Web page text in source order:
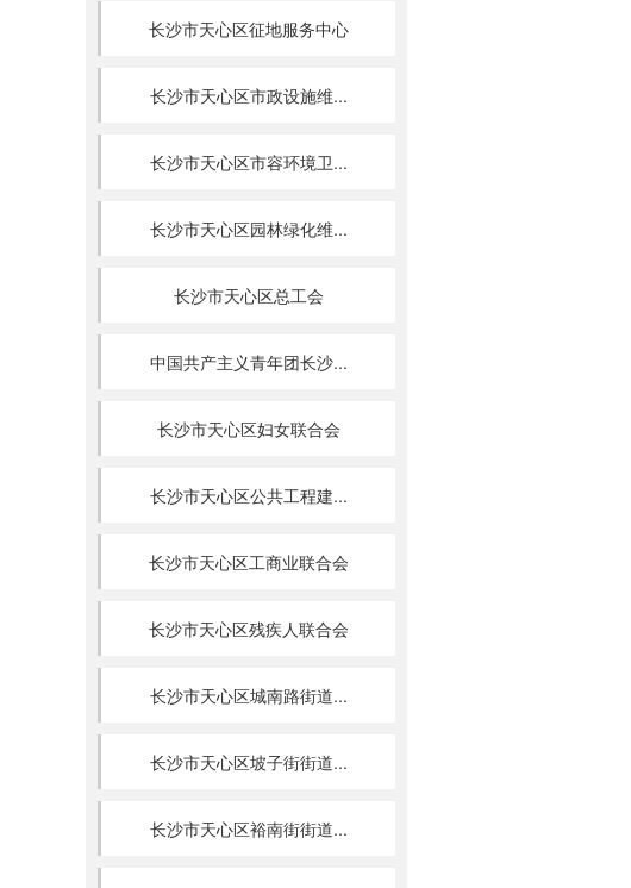
长沙市天心区征地服务中心
长沙市天心区市政设施维...
长沙市天心区市容环境卫...
长沙市天心区园林绿化维...
长沙市天心区总工会
中国共产主义青年团长沙...
长沙市天心区妇女联合会
长沙市天心区公共工程建...
长沙市天心区工商业联合会
长沙市天心区残疾人联合会
长沙市天心区城南路街道...
长沙市天心区坡子街街道...
长沙市天心区裕南街街道...